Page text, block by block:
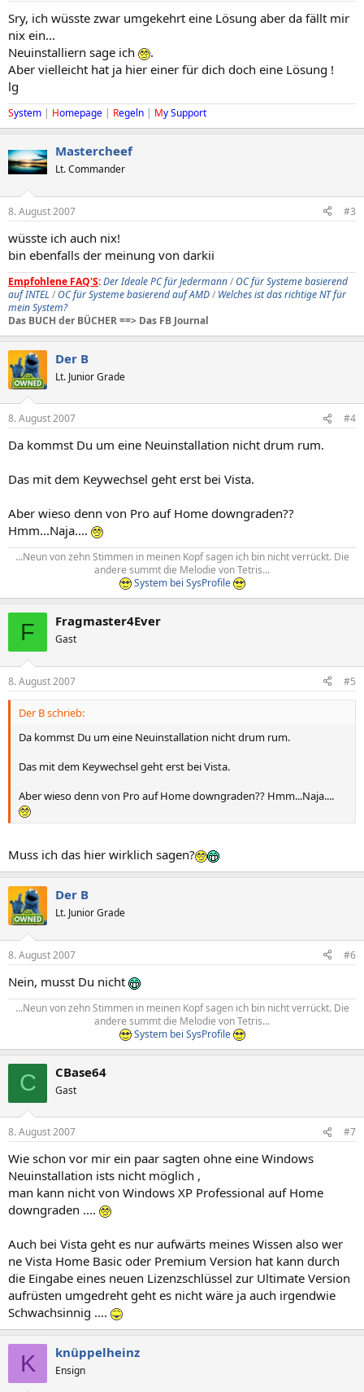
Sry, ich wüsste zwar umgekehrt eine Lösung aber da fällt mir
nix ein...
Neuinstalliern sage ich
.
Aber vielleicht hat ja hier einer für dich doch eine Lösung !
lg
System | Homepage | Regeln | My Support
Mastercheef
Lt. Commander
8. August 2007 #3
wüsste ich auch nix!
bin ebenfalls der meinung von darkii
Empfohlene FAQ'S:Der Ideale PC für Jedermann/OC für Systeme basierend
auf INTEL /OC für Systeme basierend auf AMD/ Welches ist das richtige NT für
mein System?
Das BUCH der BÜCHER ==> Das FB Journal
Der B
Lt. Junior Grade
8. August 2007 #4
Da kommst Du um eine Neuinstallation nicht drum rum.
Das mit dem Keywechsel geht erst bei Vista.
Aber wieso denn von Pro auf Home downgraden??
Hmm...Naja....
...Neun von zehn Stimmen in meinen Kopf sagen ich bin nicht verrückt. Die
andere summt die Melodie von Tetris...​
System bei SysProfile
F Fragmaster4Ever
Gast
8. August 2007 #5
Der B schrieb:
Da kommst Du um eine Neuinstallation nicht drum rum.
Das mit dem Keywechsel geht erst bei Vista.
Aber wieso denn von Pro auf Home downgraden?? Hmm...Naja....
Muss ich das hier wirklich sagen?
Der B
Lt. Junior Grade
8. August 2007 #6
Nein, musst Du nicht
...Neun von zehn Stimmen in meinen Kopf sagen ich bin nicht verrückt. Die
andere summt die Melodie von Tetris...​
System bei SysProfile
C CBase64
Gast
8. August 2007 #7
Wie schon vor mir ein paar sagten ohne eine Windows
Neuinstallation ists nicht möglich ,
man kann nicht von Windows XP Professional auf Home
downgraden ....
Auch bei Vista geht es nur aufwärts meines Wissen also wer
ne Vista Home Basic oder Premium Version hat kann durch
die Eingabe eines neuen Lizenzschlüssel zur Ultimate Version
aufrüsten umgedreht geht es nicht wäre ja auch irgendwie
Schwachsinnig ....
K knüppelheinz
Ensign